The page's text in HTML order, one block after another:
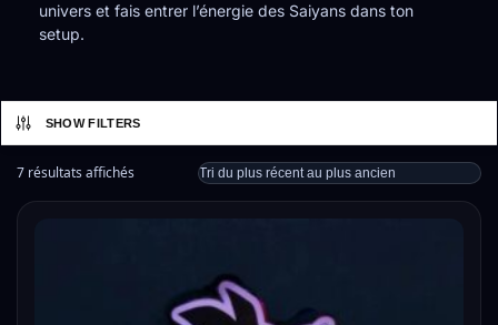
univers et fais entrer l’énergie des Saiyans dans ton
setup.
SHOW FILTERS
7 résultats affichés